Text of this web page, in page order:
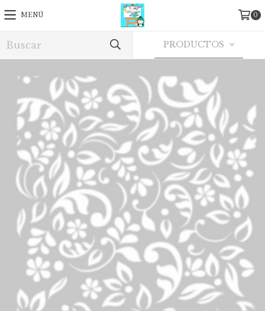
MENÚ 0
PRODUCTOS